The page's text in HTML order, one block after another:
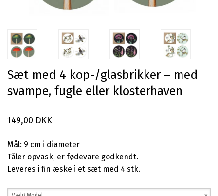
Sæt med 4 kop-/glasbrikker – med
svampe, fugle eller klosterhaven
149,00 DKK
Mål: 9 cm i diameter
Tåler opvask, er fødevare godkendt.
Leveres i fin æske i et sæt med 4 stk.